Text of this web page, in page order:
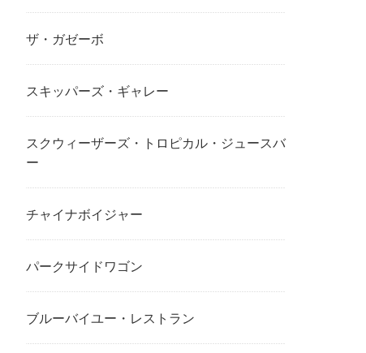
ザ・ガゼーボ
スキッパーズ・ギャレー
スクウィーザーズ・トロピカル・ジュースバ
ー
チャイナボイジャー
パークサイドワゴン
ブルーバイユー・レストラン